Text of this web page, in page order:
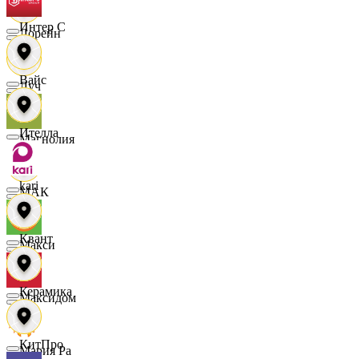
Лорейн
Луч
Магнолия
МАК
Макси
Максидом
Мария Ра
Интер С
Вайс
Ителла
kari
Квант
Керамика
КитПро